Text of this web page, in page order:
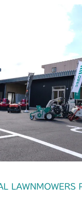
ロントデフ FIG4 ナックル
ロントデフ FIG4 ナックル
ロントデフ FIG4 ナック
ントデフ FIG4 ナック
YCV/YCS
ントデフ FIG4 ナック
YCS
ントデフ FIG4 ナック
LAWNMOWERS